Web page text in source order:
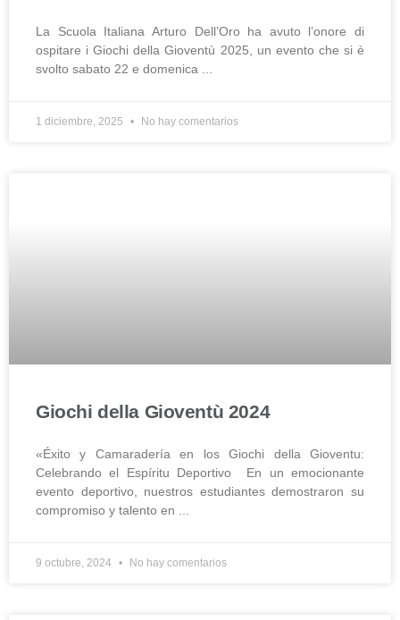
La Scuola Italiana Arturo Dell’Oro ha avuto l’onore di
ospitare i Giochi della Gioventù 2025, un evento che si è
svolto sabato 22 e domenica
1 diciembre, 2025 No hay comentarios
Giochi della Gioventù 2024
«Éxito y Camaradería en los Giochi della Gioventu:
Celebrando el Espíritu Deportivo En un emocionante
evento deportivo, nuestros estudiantes demostraron su
compromiso y talento en
9 octubre, 2024 No hay comentarios